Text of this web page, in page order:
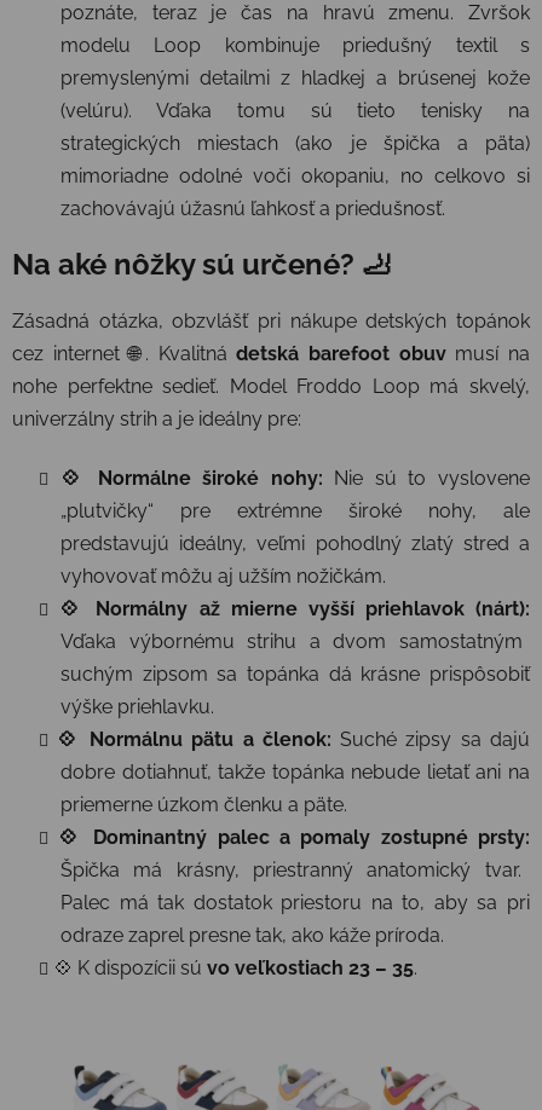
poznáte, teraz je čas na hravú zmenu. Zvršok
modelu Loop kombinuje priedušný textil s
premyslenými detailmi z hladkej a brúsenej kože
(velúru). Vďaka tomu sú tieto tenisky na
strategických miestach (ako je špička a päta)
mimoriadne odolné voči okopaniu, no celkovo si
zachovávajú úžasnú ľahkosť a priedušnosť.
Na aké nôžky sú určené? 🦶
Zásadná otázka, obzvlášť pri nákupe detských topánok
cez internet 🌐. Kvalitnádetská barefoot obuvmusí na
nohe perfektne sedieť. Model Froddo Loop má skvelý,
univerzálny strih a je ideálny pre:
💠 Normálne široké nohy: Nie sú to vyslovene
„plutvičky“ pre extrémne široké nohy, ale
predstavujú ideálny, veľmi pohodlný zlatý stred a
vyhovovať môžu aj užším nožičkám.
💠 Normálny až mierne vyšší priehlavok (nárt):
Vďaka výbornému strihu a dvom samostatným
suchým zipsom sa topánka dá krásne prispôsobiť
výške priehlavku.
💠 Normálnu pätu a členok: Suché zipsy sa dajú
dobre dotiahnuť, takže topánka nebude lietať ani na
priemerne úzkom členku a päte.
💠 Dominantný palec a pomaly zostupné prsty:
Špička má krásny, priestranný anatomický tvar.
Palec má tak dostatok priestoru na to, aby sa pri
odraze zaprel presne tak, ako káže príroda.
💠 K dispozícii sú vo veľkostiach 23 – 35.